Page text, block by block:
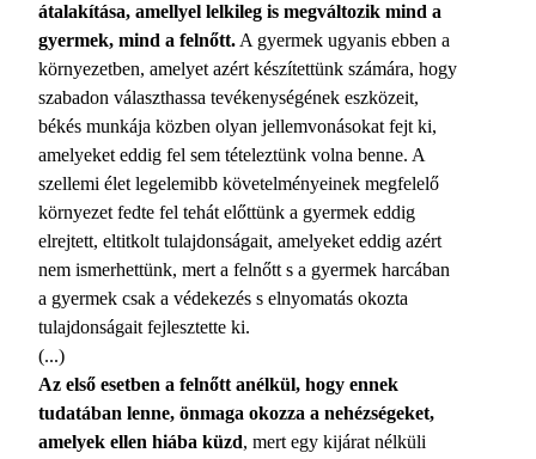
átalakítása, amellyel lelkileg is megváltozik mind a
gyermek, mind a felnőtt. A gyermek ugyanis ebben a
környezetben, amelyet azért készítettünk számára, hogy
szabadon választhassa tevékenységének eszközeit,
békés munkája közben olyan jellemvonásokat fejt ki,
amelyeket eddig fel sem tételeztünk volna benne. A
szellemi élet legelemibb követelményeinek megfelelő
környezet fedte fel tehát előttünk a gyermek eddig
elrejtett, eltitkolt tulajdonságait, amelyeket eddig azért
nem ismerhettünk, mert a felnőtt s a gyermek harcában
a gyermek csak a védekezés s elnyomatás okozta
tulajdonságait fejlesztette ki.
(...)
Az első esetben a felnőtt anélkül, hogy ennek
tudatában lenne, önmaga okozza a nehézségeket,
amelyek ellen hiába küzd, mert egy kijárat nélküli